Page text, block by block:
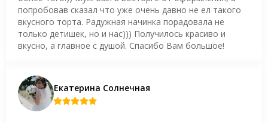
попробовав сказал что уже очень давно не ел такого
вкусного торта. Радужная начинка порадовала не
только детишек, но и нас))) Получилось красиво и
вкусно, а главное с душой. Спасибо Вам большое!
Екатерина Солнечная